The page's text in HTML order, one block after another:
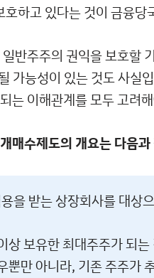
하고 있다는 것이 금융당
반주주의 권익을 보호할
가능성이 있는 것도 사실
는 이해관계를 모두 고려
매수제도의 개요는 다음
을 받는 상장회사를 대상
상 보유한 최대주주가 되
뿐만 아니라, 기존 주주가